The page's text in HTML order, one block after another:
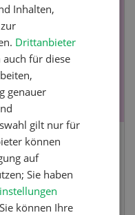
oder
Thema? In
Inhalten,
Drittanbieter
für diese
genauer
gilt nur für
können
auf
Sie haben
können Ihre